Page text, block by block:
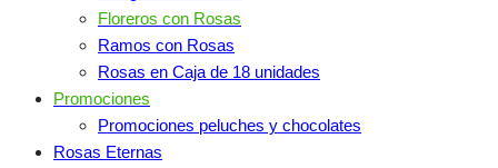
Floreros con Rosas
Ramos con Rosas
Rosas en Caja de 18 unidades
Promociones
Promociones peluches y chocolates
Rosas Eternas